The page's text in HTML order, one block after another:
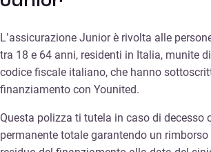
L’assicurazione Junior è rivolta alle
tra 18 e 64 anni, residenti in Italia, munite
codice fiscale italiano, che hanno
finanziamento con Younited.
Questa polizza ti tutela in caso di decesso
permanente totale garantendo un